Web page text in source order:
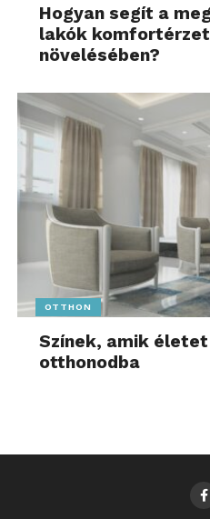
Hogyan segít a
lakók
növelésében?
OTTHON
Színek, amik
otthonodba